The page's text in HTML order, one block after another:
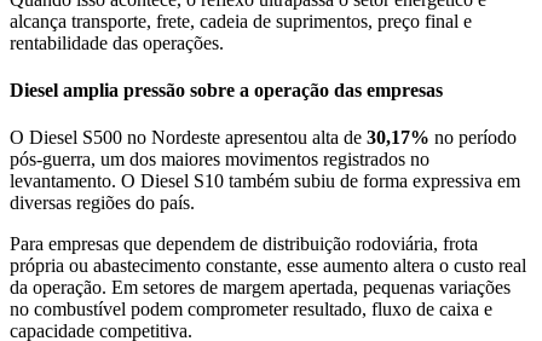
alcança transporte, frete, cadeia de suprimentos, preço final e
rentabilidade das operações.
Diesel amplia pressão sobre a operação das empresas
O Diesel S500 no Nordeste apresentou alta de 30,17% no período
pós-guerra, um dos maiores movimentos registrados no
levantamento. O Diesel S10 também subiu de forma expressiva em
diversas regiões do país.
Para empresas que dependem de distribuição rodoviária, frota
própria ou abastecimento constante, esse aumento altera o custo real
da operação. Em setores de margem apertada, pequenas variações
no combustível podem comprometer resultado, fluxo de caixa e
capacidade competitiva.